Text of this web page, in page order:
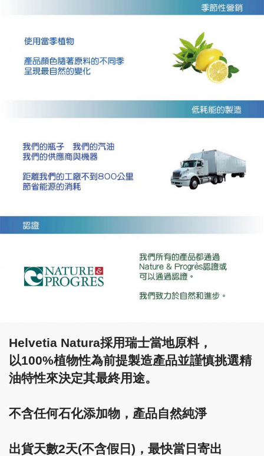
Helvetia Natura採用瑞士當地原料，
以100%植物性為前提製造產品並謹慎挑選精
油特性來決定其最終用途。
不含任何石化添加物，產品自然純淨
出貨天數2天(不含假日)，最快當日寄出